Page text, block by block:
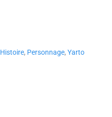
Histoire, Personnage,Yarto